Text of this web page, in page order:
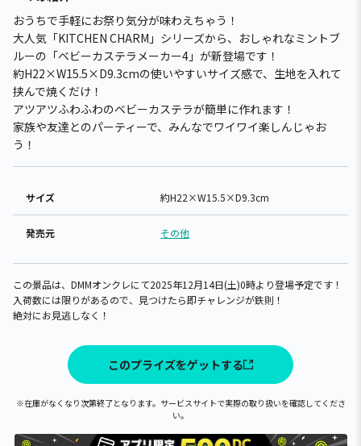
おうちで手軽にお祭り気分が味わえちゃう！
大人気「KITCHEN CHARM」シリーズから、おしゃれなミントブ
ルーの「ベビーカステラメーカー4」が新登場です！
約H22×W15.5×D9.3cmの使いやすいサイズ感で、生地を入れて
挟んで焼くだけ！
アツアツふわふわのベビーカステラが簡単に作れます！
家族や友達とのパーティーで、みんなでワイワイ楽しんじゃお
う！
サイズ 約H22×W15.5×D9.3cm
発売元 その他
この景品は、DMMオンクレにて2025年12月14日(土)0時より登場予定です！
入荷数には限りがあるので、見つけたら即チャレンジが鉄則！
絶対にお見逃しなく！
このプライズをゲットする
※在庫がなくなり次第終了となります。サービスサイトで実際の取り扱いを確認してくださ
い。